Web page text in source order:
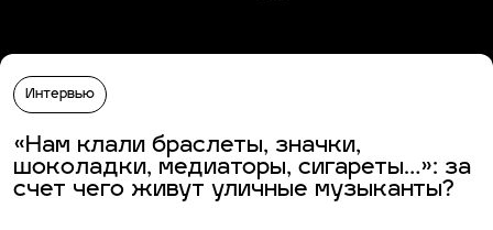
Интервью
«Нам клали браслеты, значки,
шоколадки, медиаторы, сигареты…»: за
счет чего живут уличные музыканты?